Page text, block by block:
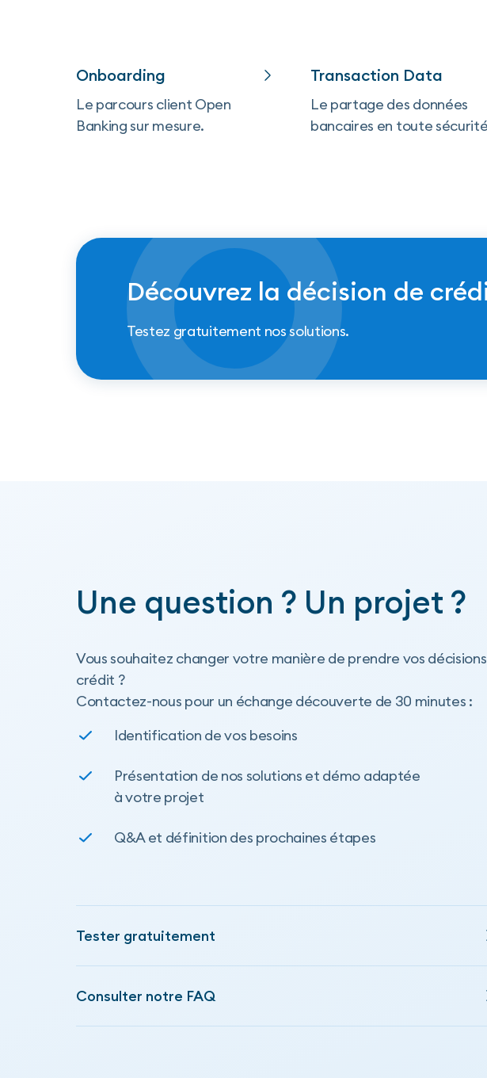
Onboarding
Le parcours client Open
Banking sur mesure.
Transaction Data
Le partage des données
bancaires en toute
Découvrez la décision de
Testez gratuitement nos solutions.
Une question ? Un projet ?
Vous souhaitez changer votre manière de prendre vos
crédit ?
Contactez-nous pour un échange découverte de 30 minutes :
Identification de vos besoins
Présentation de nos solutions et démo adaptée
à votre projet
Q&A et définition des prochaines étapes
Tester gratuitement
Consulter notre FAQ